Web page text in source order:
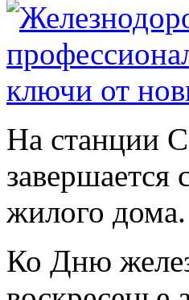
На станции
завершается
жилого дома.
Ко Дню